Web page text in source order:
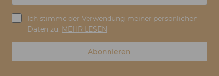
Ich stimme der Verwendung meiner persönlichen
Daten zu. MEHR LESEN
Abonnieren